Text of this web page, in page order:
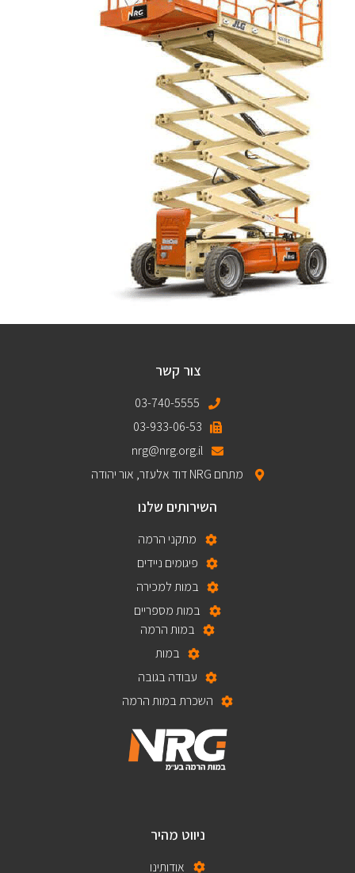
צור קשר
03-740-5555
03-933-06-53
nrg@nrg.org.il
מתחם NRG דוד אלעזר, אור יהודה
השירותים שלנו
מתקני הרמה
פיגומים ניידים
במות למכירה
במות מספריים
במות הרמה
במות
עבודה בגובה
השכרת במות הרמה
ניווט מהיר
אודותינו